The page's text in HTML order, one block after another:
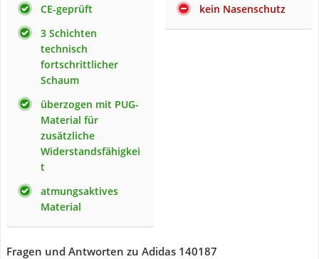
CE-geprüft
3 Schichten
technisch
fortschrittlicher
Schaum
überzogen mit PUG-
Material für
zusätzliche
Widerstandsfähigkei
t
atmungsaktives
Material
kein Nasenschutz
Fragen und Antworten zu Adidas 140187